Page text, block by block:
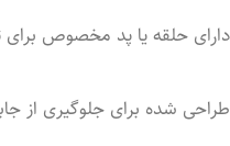
دارای حلقه یا پد مخصوص
طراحی شده برای جلوگیری از